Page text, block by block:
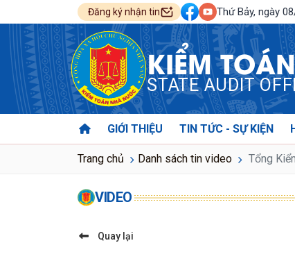
Đăng ký nhận tin Thứ Bảy, ngày
KIỂM
STATE AUDIT
GIỚI THIỆU TIN TỨC - SỰ KIỆN
Trang chủ Danh sách tin video Tổng
VIDEO
Quay lại